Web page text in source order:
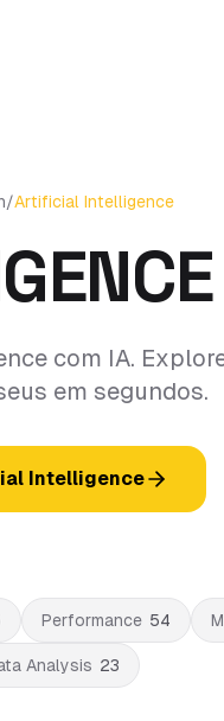
/Artificial Intelligence
com IA.
em segundos.
Intelligence
Performance 54
Analysis 23